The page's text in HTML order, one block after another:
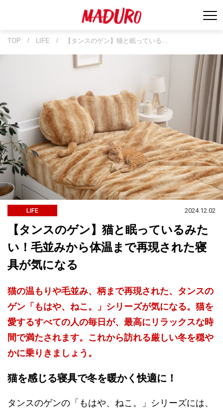
TOP / LIFE / 【タンスのゲン】猫と眠っている…
LIFE 2024.12.02
【タンスのゲン】猫と眠っているみた
い！毛並みから体温まで再現された寝
具が気になる
猫の温もりや毛並み、柄まで再現された、タンスの
ゲン「もはや、ねこ。」シリーズが気になる。猫を
愛するすべての人の毎日が、最高にリラックスな時
間で満たされます。これから訪れる厳しい冬を穏や
かに乗りきましょう。
猫を感じる寝具で冬を暖かく快適に！
タンスのゲンの「もはや、ねこ。」シリーズには、